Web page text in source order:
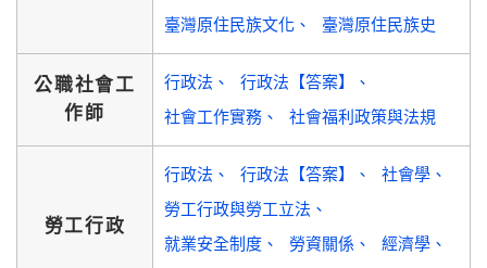
臺灣原住民族文化
臺灣原住民族史
公職社會工
作師
行政法
行政法【答案】
社會工作實務
社會福利政策與法規
勞工行政
行政法 行政法【答案】
社會學
勞工行政與勞工立法
就業安全制度
勞資關係
經濟學